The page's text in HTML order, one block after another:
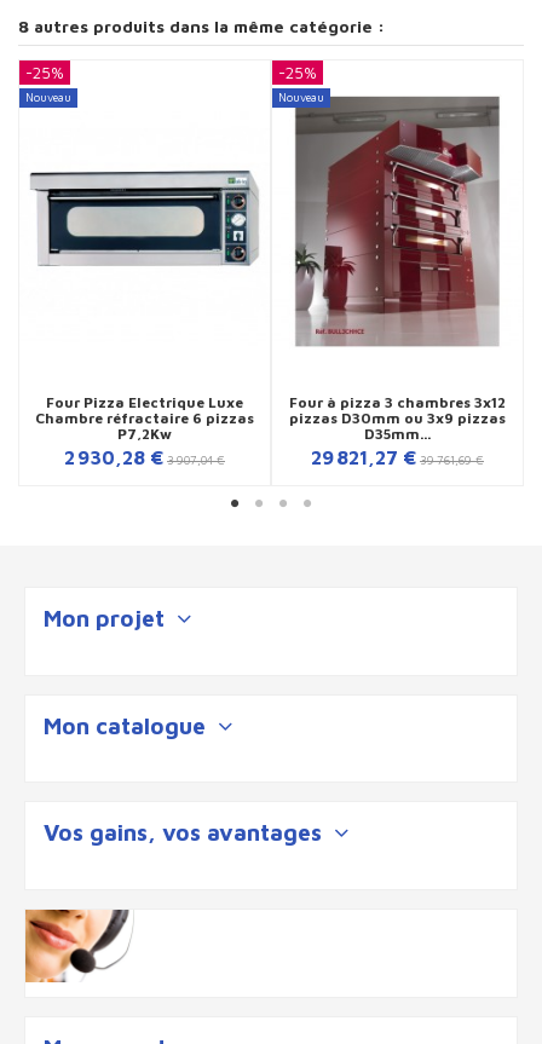
8 autres produits dans la même catégorie :
-25%
Nouveau
Four Pizza Electrique Luxe
Chambre réfractaire 6 pizzas
P7,2Kw
2 930,28 € 3 907,04 €
-25%
Nouveau
Four à pizza 3 chambres 3x12
pizzas D30mm ou 3x9 pizzas
D35mm...
29 821,27 € 39 761,69 €
Mon projet
Mon catalogue
Vos gains, vos avantages